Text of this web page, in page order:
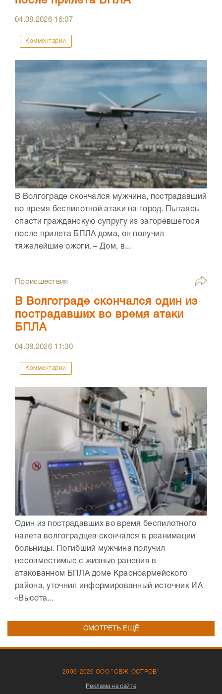
04.08.2026 16:07
Комментарии
В Волгограде скончался мужчина, пострадавший
во время беспилотной атаки на город. Пытаясь
спасти гражданскую супругу из загоревшегося
после прилета БПЛА дома, он получил
тяжелейшие ожоги. – Дом, в...
Происшествия
В Волгограде скончался один из
пострадавших во время атаки
БПЛА
04.08.2026 11:30
Комментарии
Один из пострадавших во время беспилотного
налета волгоградцев скончался в реанимации
больницы. Погибший мужчина получил
несовместимые с жизнью ранения в
атакованном БПЛА доме Красноармейского
района, уточнил информированный источник ИА
«Высота...
СМОТРЕТЬ ЕЩЁ
2006-2026 ООО "СВЖ"ОСТРОВ"
Реклама на сайте